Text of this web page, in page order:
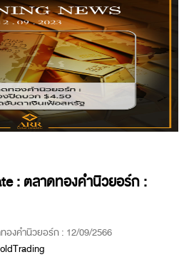
: ตลาดทองคำนิวยอร์ก :
องคำนิวยอร์ก : 12/09/2566